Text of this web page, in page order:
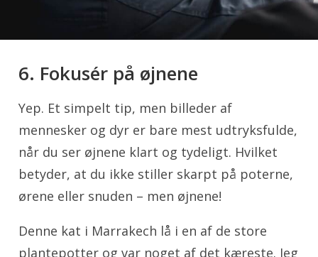
6. Fokusér på øjnene
Yep. Et simpelt tip, men billeder af
mennesker og dyr er bare mest udtryksfulde,
når du ser øjnene klart og tydeligt. Hvilket
betyder, at du ikke stiller skarpt på poterne,
ørene eller snuden – men øjnene!
Denne kat i Marrakech lå i en af de store
plantepotter og var noget af det kæreste. Jeg